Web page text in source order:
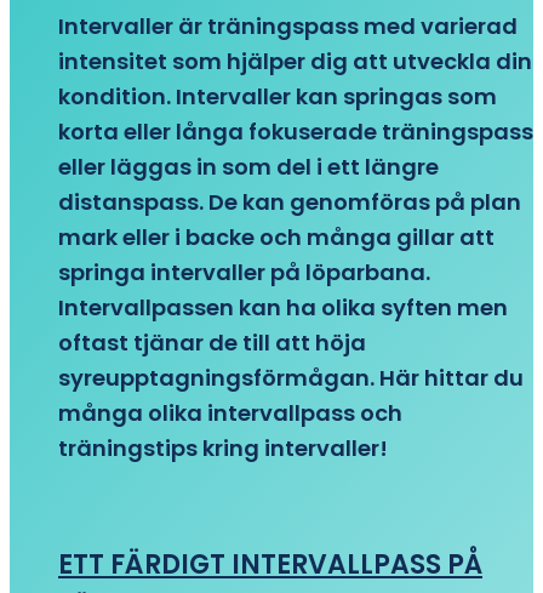
Intervaller är träningspass med varierad
intensitet som hjälper dig att utveckla din
kondition. Intervaller kan springas som
korta eller långa fokuserade träningspass
eller läggas in som del i ett längre
distanspass. De kan genomföras på plan
mark eller i backe och många gillar att
springa intervaller på löparbana.
Intervallpassen kan ha olika syften men
oftast tjänar de till att höja
syreupptagningsförmågan. Här hittar du
många olika intervallpass och
träningstips kring intervaller!
ETT FÄRDIGT INTERVALLPASS PÅ